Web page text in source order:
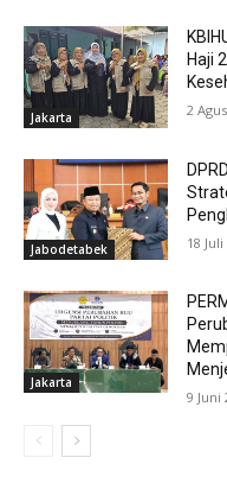
Jakarta
Haji
2
Jabodetabek 18
Jakarta
9 Juni